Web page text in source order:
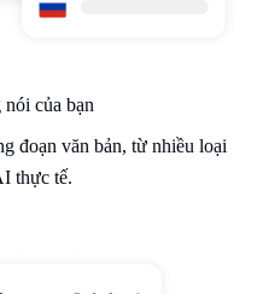
của bạn
đoạn văn bản, từ nhiều loại
thực tế.